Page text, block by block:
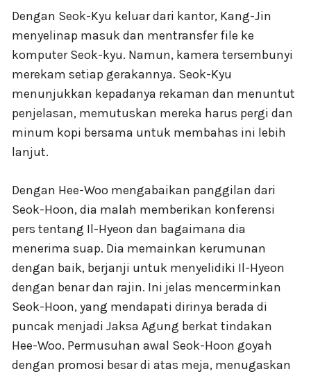
Dengan Seok-Kyu keluar dari kantor, Kang-Jin
menyelinap masuk dan mentransfer file ke
komputer Seok-kyu. Namun, kamera tersembunyi
merekam setiap gerakannya. Seok-Kyu
menunjukkan kepadanya rekaman dan menuntut
penjelasan, memutuskan mereka harus pergi dan
minum kopi bersama untuk membahas ini lebih
lanjut.
Dengan Hee-Woo mengabaikan panggilan dari
Seok-Hoon, dia malah memberikan konferensi
pers tentang Il-Hyeon dan bagaimana dia
menerima suap. Dia memainkan kerumunan
dengan baik, berjanji untuk menyelidiki Il-Hyeon
dengan benar dan rajin. Ini jelas mencerminkan
Seok-Hoon, yang mendapati dirinya berada di
puncak menjadi Jaksa Agung berkat tindakan
Hee-Woo. Permusuhan awal Seok-Hoon goyah
dengan promosi besar di atas meja, menugaskan